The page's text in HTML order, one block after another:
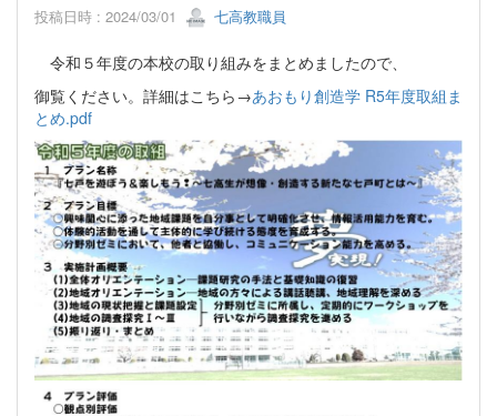
投稿日時 : 2024/03/01 七高教職員
令和５年度の本校の取り組みをまとめましたので、
御覧ください。詳細はこちら→あおもり創造学 R5年度取組ま
とめ.pdf